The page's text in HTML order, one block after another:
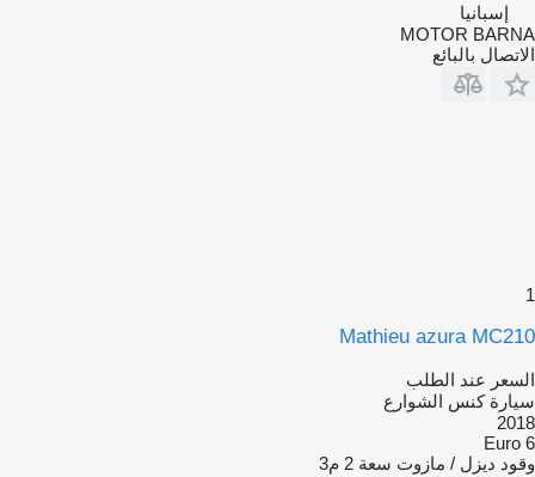
إسبانيا
MOTOR BARNA
الاتصال بالبائع
1
Mathieu azura MC210
السعر عند الطلب
سيارة كنس الشوارع
2018
Euro 6
وقود ديزل / مازوت سعة 2 م3